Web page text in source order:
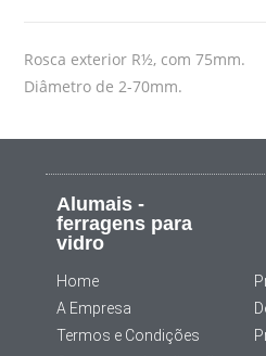
Rosca exterior R½, com 75mm.
Diâmetro de 2-70mm.
Alumais -
ferragens para
vidro
Home
A Empresa
Termos e Condições